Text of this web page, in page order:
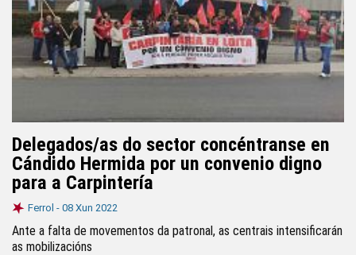
Delegados/as do sector concéntranse en
Cándido Hermida por un convenio digno
para a Carpintería
Ferrol - 08 Xun 2022
Ante a falta de movementos da patronal, as centrais intensificarán
as mobilizacións